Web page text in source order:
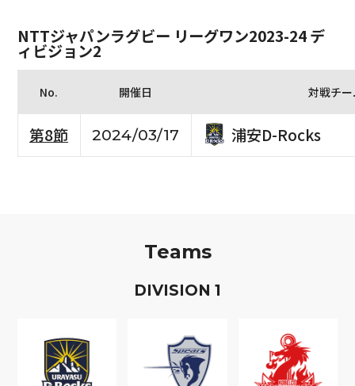
NTTジャパンラグビー リーグワン2023-24 デ
ィビジョン2
No. 開催日 対戦チ
第8節 2024/03/17 浦安D-Rocks
Teams
DIVISION 1